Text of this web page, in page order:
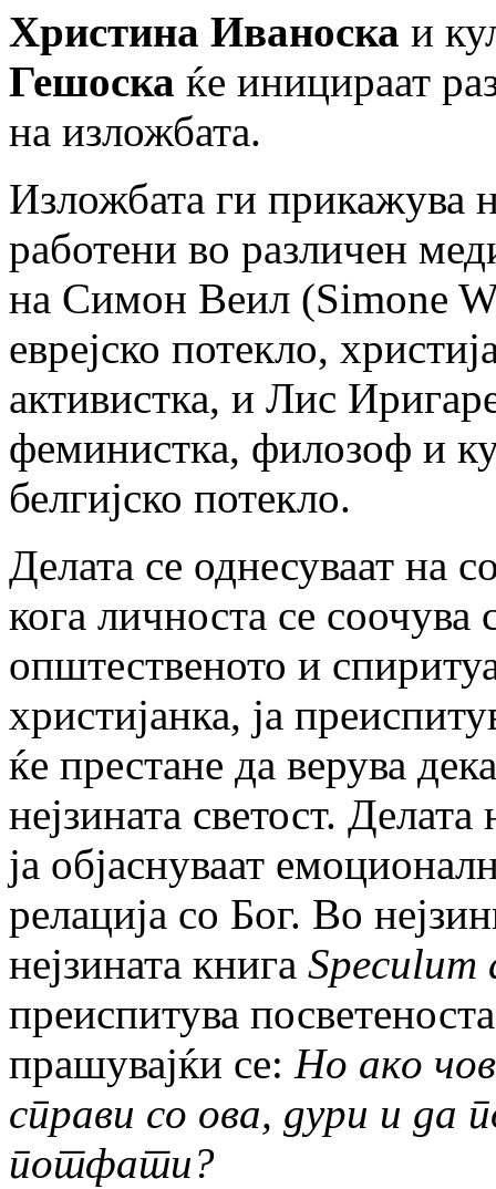
Христина Иваноска и
Гешоска ќе иницираат
на изложбата.
Изложбата ги прикажува
работени во различен
на Симон Веил (Simone
еврејско потекло,
активистка, и Лис
феминистка, филозоф и
белгијско потекло.
Делата се однесуваат на
кога личноста се соочува
општественото и
христијанка, ја
ќе престане да верува
нејзината светост.
ја објаснуваат
релација со Бог. Во
нејзината книга Speculum
преиспитува
прашувајќи се: Но ако
справи со ова, дури и да
потфати?